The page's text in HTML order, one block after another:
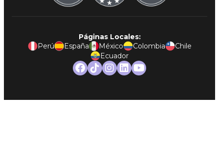
Páginas Locales:
Perú
España México Colombia
Chile
Ecuador